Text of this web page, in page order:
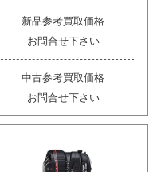
新品参考買取価格
お問合せ下さい
中古参考買取価格
お問合せ下さい